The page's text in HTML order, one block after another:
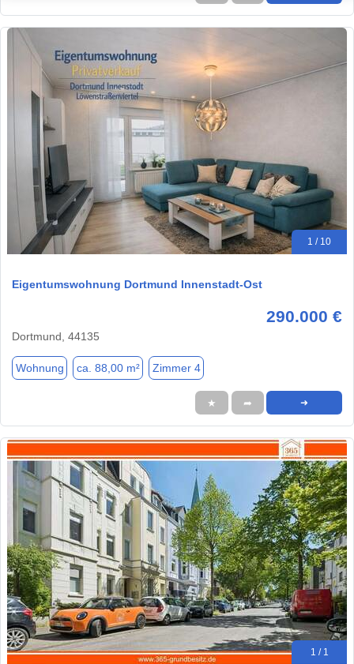
1 / 10
Eigentumswohnung Dortmund Innenstadt-Ost
290.000 €
Dortmund, 44135
Wohnung ca. 88,00 m² Zimmer 4
★ ➦ ➜
1 / 1